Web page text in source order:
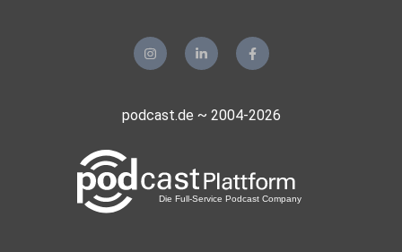
podcast.de ~ 2004-2026